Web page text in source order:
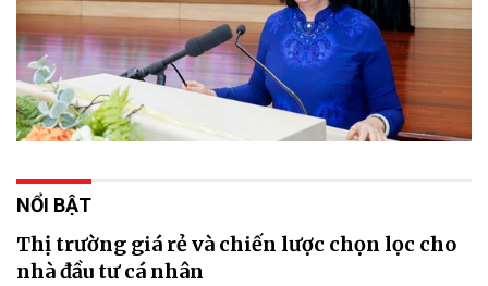
NỔI BẬT
Thị trường giá rẻ và chiến lược chọn lọc cho
nhà đầu tư cá nhân